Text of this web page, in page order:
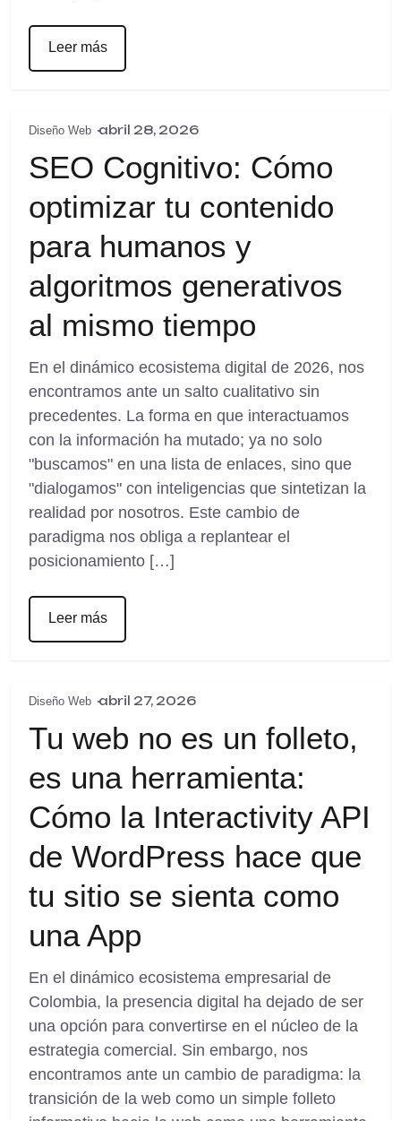
Leer más
Diseño Web abril 28, 2026
SEO Cognitivo: Cómo
optimizar tu contenido
para humanos y
algoritmos generativos
al mismo tiempo
En el dinámico ecosistema digital de 2026, nos
encontramos ante un salto cualitativo sin
precedentes. La forma en que interactuamos
con la información ha mutado; ya no solo
"buscamos" en una lista de enlaces, sino que
"dialogamos" con inteligencias que sintetizan la
realidad por nosotros. Este cambio de
paradigma nos obliga a replantear el
posicionamiento […]
Leer más
Diseño Web abril 27, 2026
Tu web no es un folleto,
es una herramienta:
Cómo la Interactivity API
de WordPress hace que
tu sitio se sienta como
una App
En el dinámico ecosistema empresarial de
Colombia, la presencia digital ha dejado de ser
una opción para convertirse en el núcleo de la
estrategia comercial. Sin embargo, nos
encontramos ante un cambio de paradigma: la
transición de la web como un simple folleto